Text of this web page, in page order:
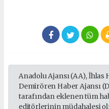
Anadolu Ajansı (AA), İhlas
Demirören Haber Ajansı
tarafından eklenen tüm
editörlerinin müdahalesi